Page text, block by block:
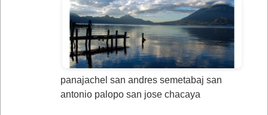
panajachel san andres semetabaj san
antonio palopo san jose chacaya